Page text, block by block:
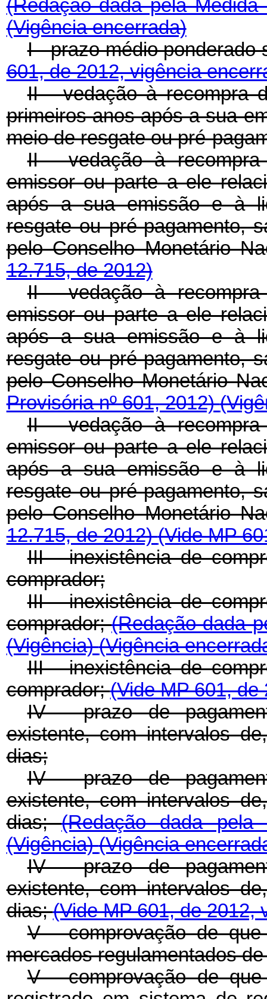
(Redação dada pela
(Vigência encerrada)
I - prazo médio
601, de 2012, vigência
II - vedação à recompra
primeiros anos após a sua
meio de resgate ou pré-
II - vedação à
emissor ou parte a ele
após a sua emissão e à
resgate ou pré-pagamento,
pelo Conselho Monetário
12.715, de 2012)
II - vedação à
emissor ou parte a ele
após a sua emissão e à
resgate ou pré-pagamento,
pelo Conselho Monetário
Provisória nº 601, 2012)
II - vedação à
emissor ou parte a ele
após a sua emissão e à
resgate ou pré-pagamento,
pelo Conselho Monetário
12.715, de 2012)(Vide MP
III - inexistência de
comprador;
III - inexistência de
comprador;(Redação dada
(Vigência)(Vigência
III - inexistência de
comprador;(Vide MP 601, de
IV - prazo de
existente, com intervalos
dias;
IV - prazo de
existente, com intervalos
dias;(Redação dada pela
(Vigência)(Vigência
IV - prazo de
existente, com intervalos
dias;(Vide MP 601, de 2012,
V - comprovação de
mercados regulamentados
V - comprovação de